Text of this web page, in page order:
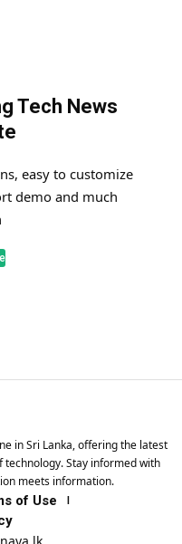
Tech News
easy to customize
demo and much
in Sri Lanka, offering the latest
technology. Stay informed with
meets information.
of Use